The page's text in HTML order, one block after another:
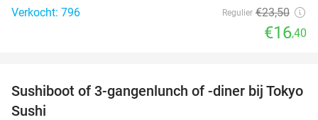
Verkocht: 796
Regulier €23,50
€16,40
38%
Sushiboot of 3-gangenlunch of -diner bij Tokyo
Sushi